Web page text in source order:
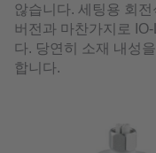
않습니다. 세팅용 회
버전과 마찬가지로
다. 당연히 소재 내성
합니다.